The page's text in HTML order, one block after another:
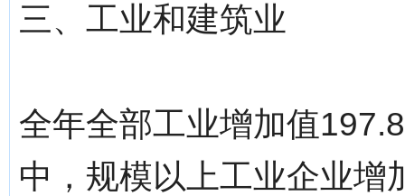
三、工业和建筑业
全年全部工业增加值
中，规模以上工业企业增